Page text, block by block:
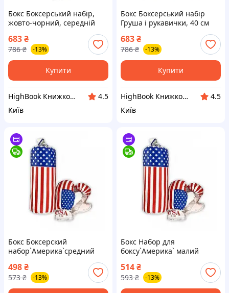
Бокс Боксерський набір,
жовто-чорний, середній
683₴
786 ₴ -13%
Купити
HighBook Книжкова крамниця
4.5
Київ
Бокс Боксерський набір
Груша і рукавички, 40 см
червоно-чорний іграшка
DC
683₴
786 ₴ -13%
Купити
HighBook Книжкова крамниця
4.5
Київ
Бокс Боксерский
набор`Америка`средний
498₴
573 ₴ -13%
Бокс Набор для
боксу`Америка` малий
514₴
593 ₴ -13%